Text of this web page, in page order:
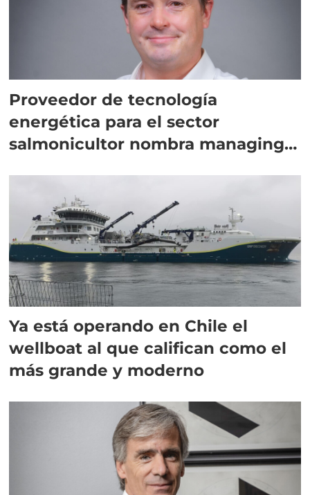
Proveedor de tecnología
energética para el sector
salmonicultor nombra managing
Ya está operando en Chile el
wellboat al que califican como el
más grande y moderno